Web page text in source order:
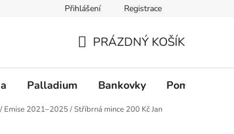
Přihlášení Registrace
PRÁZDNÝ KOŠÍK
Palladium Bankovky Pomůcky
/ Emise 2021–2025/Stříbrná mince 200 Kč Jan